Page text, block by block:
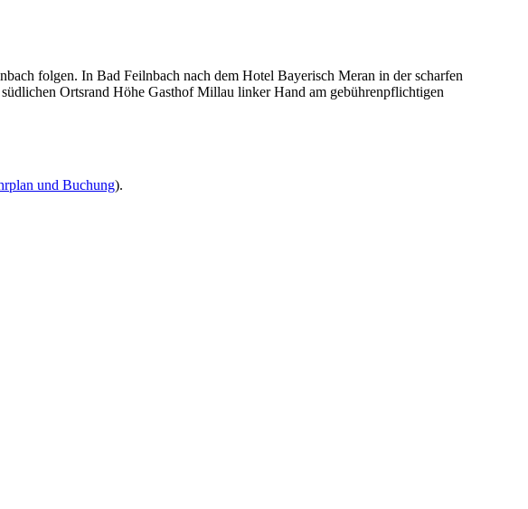
folgen. In Bad Feilnbach nach dem Hotel Bayerisch Meran in der scharfen
Ortsrand Höhe Gasthof Millau linker Hand am gebührenpflichtigen
und Buchung).